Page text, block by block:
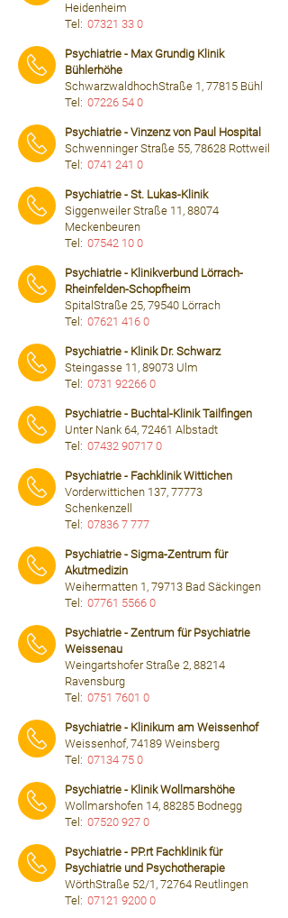
Heidenheim
Tel: 07321 33 0
Psychiatrie - Max Grundig Klinik
Bühlerhöhe
SchwarzwaldhochStraße 1, 77815 Bühl
Tel: 07226 54 0
Psychiatrie - Vinzenz von Paul Hospital
Schwenninger Straße 55, 78628 Rottweil
Tel: 0741 241 0
Psychiatrie - St. Lukas-Klinik
Siggenweiler Straße 11, 88074
Meckenbeuren
Tel: 07542 10 0
Psychiatrie - Klinikverbund Lörrach-
Rheinfelden-Schopfheim
SpitalStraße 25, 79540 Lörrach
Tel: 07621 416 0
Psychiatrie - Klinik Dr. Schwarz
Steingasse 11, 89073 Ulm
Tel: 0731 92266 0
Psychiatrie - Buchtal-Klinik Tailfingen
Unter Nank 64, 72461 Albstadt
Tel: 07432 90717 0
Psychiatrie - Fachklinik Wittichen
Vorderwittichen 137, 77773
Schenkenzell
Tel: 07836 7 777
Psychiatrie - Sigma-Zentrum für
Akutmedizin
Weihermatten 1, 79713 Bad Säckingen
Tel: 07761 5566 0
Psychiatrie - Zentrum für Psychiatrie
Weissenau
Weingartshofer Straße 2, 88214
Ravensburg
Tel: 0751 7601 0
Psychiatrie - Klinikum am Weissenhof
Weissenhof, 74189 Weinsberg
Tel: 07134 75 0
Psychiatrie - Klinik Wollmarshöhe
Wollmarshofen 14, 88285 Bodnegg
Tel: 07520 927 0
Psychiatrie - PP.rt Fachklinik für
Psychiatrie und Psychotherapie
WörthStraße 52/1, 72764 Reutlingen
Tel: 07121 9200 0